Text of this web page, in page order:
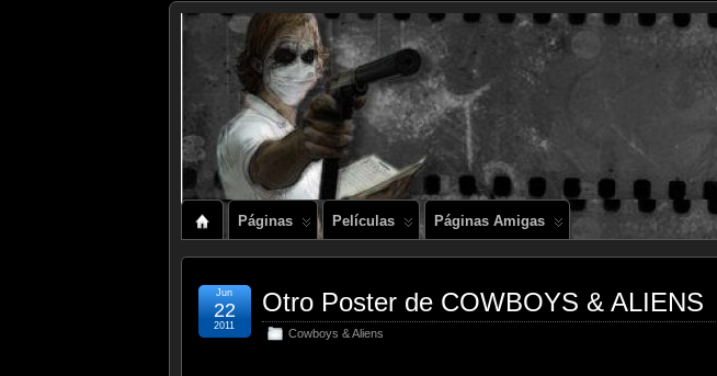
Páginas Películas Páginas Amigas
Otro Poster de COWBOYS & ALIENS
Cowboys & Aliens
Jun
22
2011